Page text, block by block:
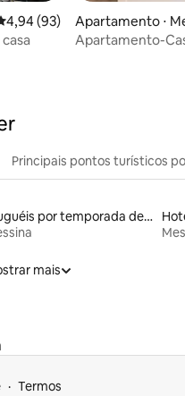
de uma avaliação média
4,94 (93)
Apartamento ⋅
Apartamento-
Principais pontos turísticos
Aluguéis por temporada de acomodações de luxo
mais
Termos